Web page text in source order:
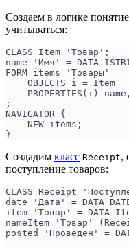
Создаем в логике
учитываться:
CLASS Item 'Товар';
name 'Имя' = DATA
FORM items 'Товары'
    OBJECTS i = Item
PROPERTIES(i)
;
NAVIGATOR {
    NEW items;
}
Создадим класс Receipt,
поступление товаров:
CLASS Receipt
date 'Дата' = DATA
item 'Товар' = DATA
nameItem 'Товар'
posted 'Проведен' =